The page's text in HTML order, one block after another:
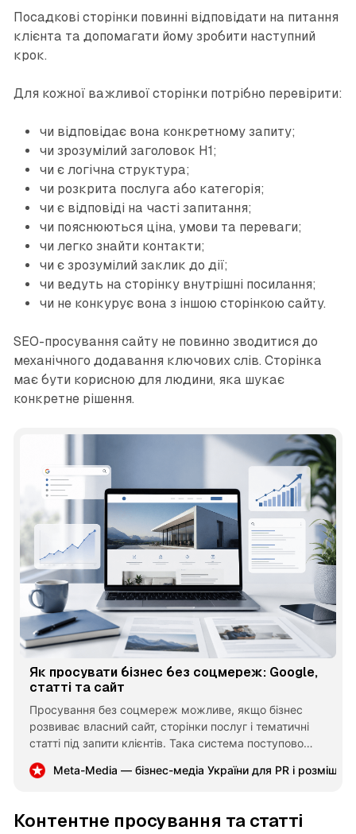
Посадкові сторінки повинні відповідати на питання
клієнта та допомагати йому зробити наступний
крок.
Для кожної важливої сторінки потрібно перевірити:
чи відповідає вона конкретному запиту;
чи зрозумілий заголовок H1;
чи є логічна структура;
чи розкрита послуга або категорія;
чи є відповіді на часті запитання;
чи пояснюються ціна, умови та переваги;
чи легко знайти контакти;
чи є зрозумілий заклик до дії;
чи ведуть на сторінку внутрішні посилання;
чи не конкурує вона з іншою сторінкою сайту.
SEO-просування сайту не повинно зводитися до
механічного додавання ключових слів. Сторінка
має бути корисною для людини, яка шукає
конкретне рішення.
Як просувати бізнес без соцмереж: Google,
статті та сайт
Просування без соцмереж можливе, якщо бізнес
розвиває власний сайт, сторінки послуг і тематичні
статті під запити клієнтів. Така система поступово
формує органічний трафік із Google та зменшує
залежність від алгоритмів сторонніх платформ.
Meta-Media — бізнес-медіа України для PR і
Контентне просування та статті